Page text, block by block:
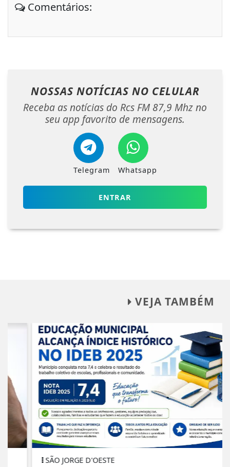
Comentários:
NOSSAS NOTÍCIAS NO CELULAR
Receba as notícias do Rcs FM 87,9 Mhz no
seu app favorito de mensagens.
Telegram Whatsapp
ENTRAR
VEJA TAMBÉM
SÃO JORGE D'OESTE